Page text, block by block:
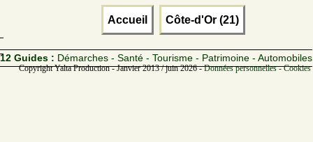
Accueil Côte-d'Or (21)
12 Guides : Démarches - Santé - Tourisme - Patrimoine - Automobiles
Copyright Yalta Production - Janvier 2013 / juin 2026 -Données personnelles -